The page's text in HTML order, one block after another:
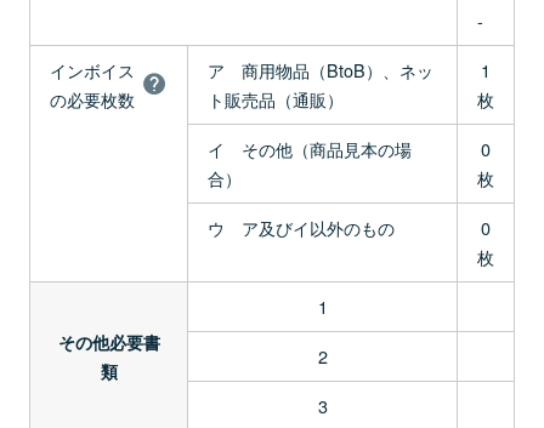
-
インボイス
の必要枚数
ア 商用物品（BtoB）、ネッ
ト販売品（通販）
1
枚
イ その他（商品見本の場
合）
0
枚
ウ ア及びイ以外のもの
0
枚
その他必要書
類
1
2
3